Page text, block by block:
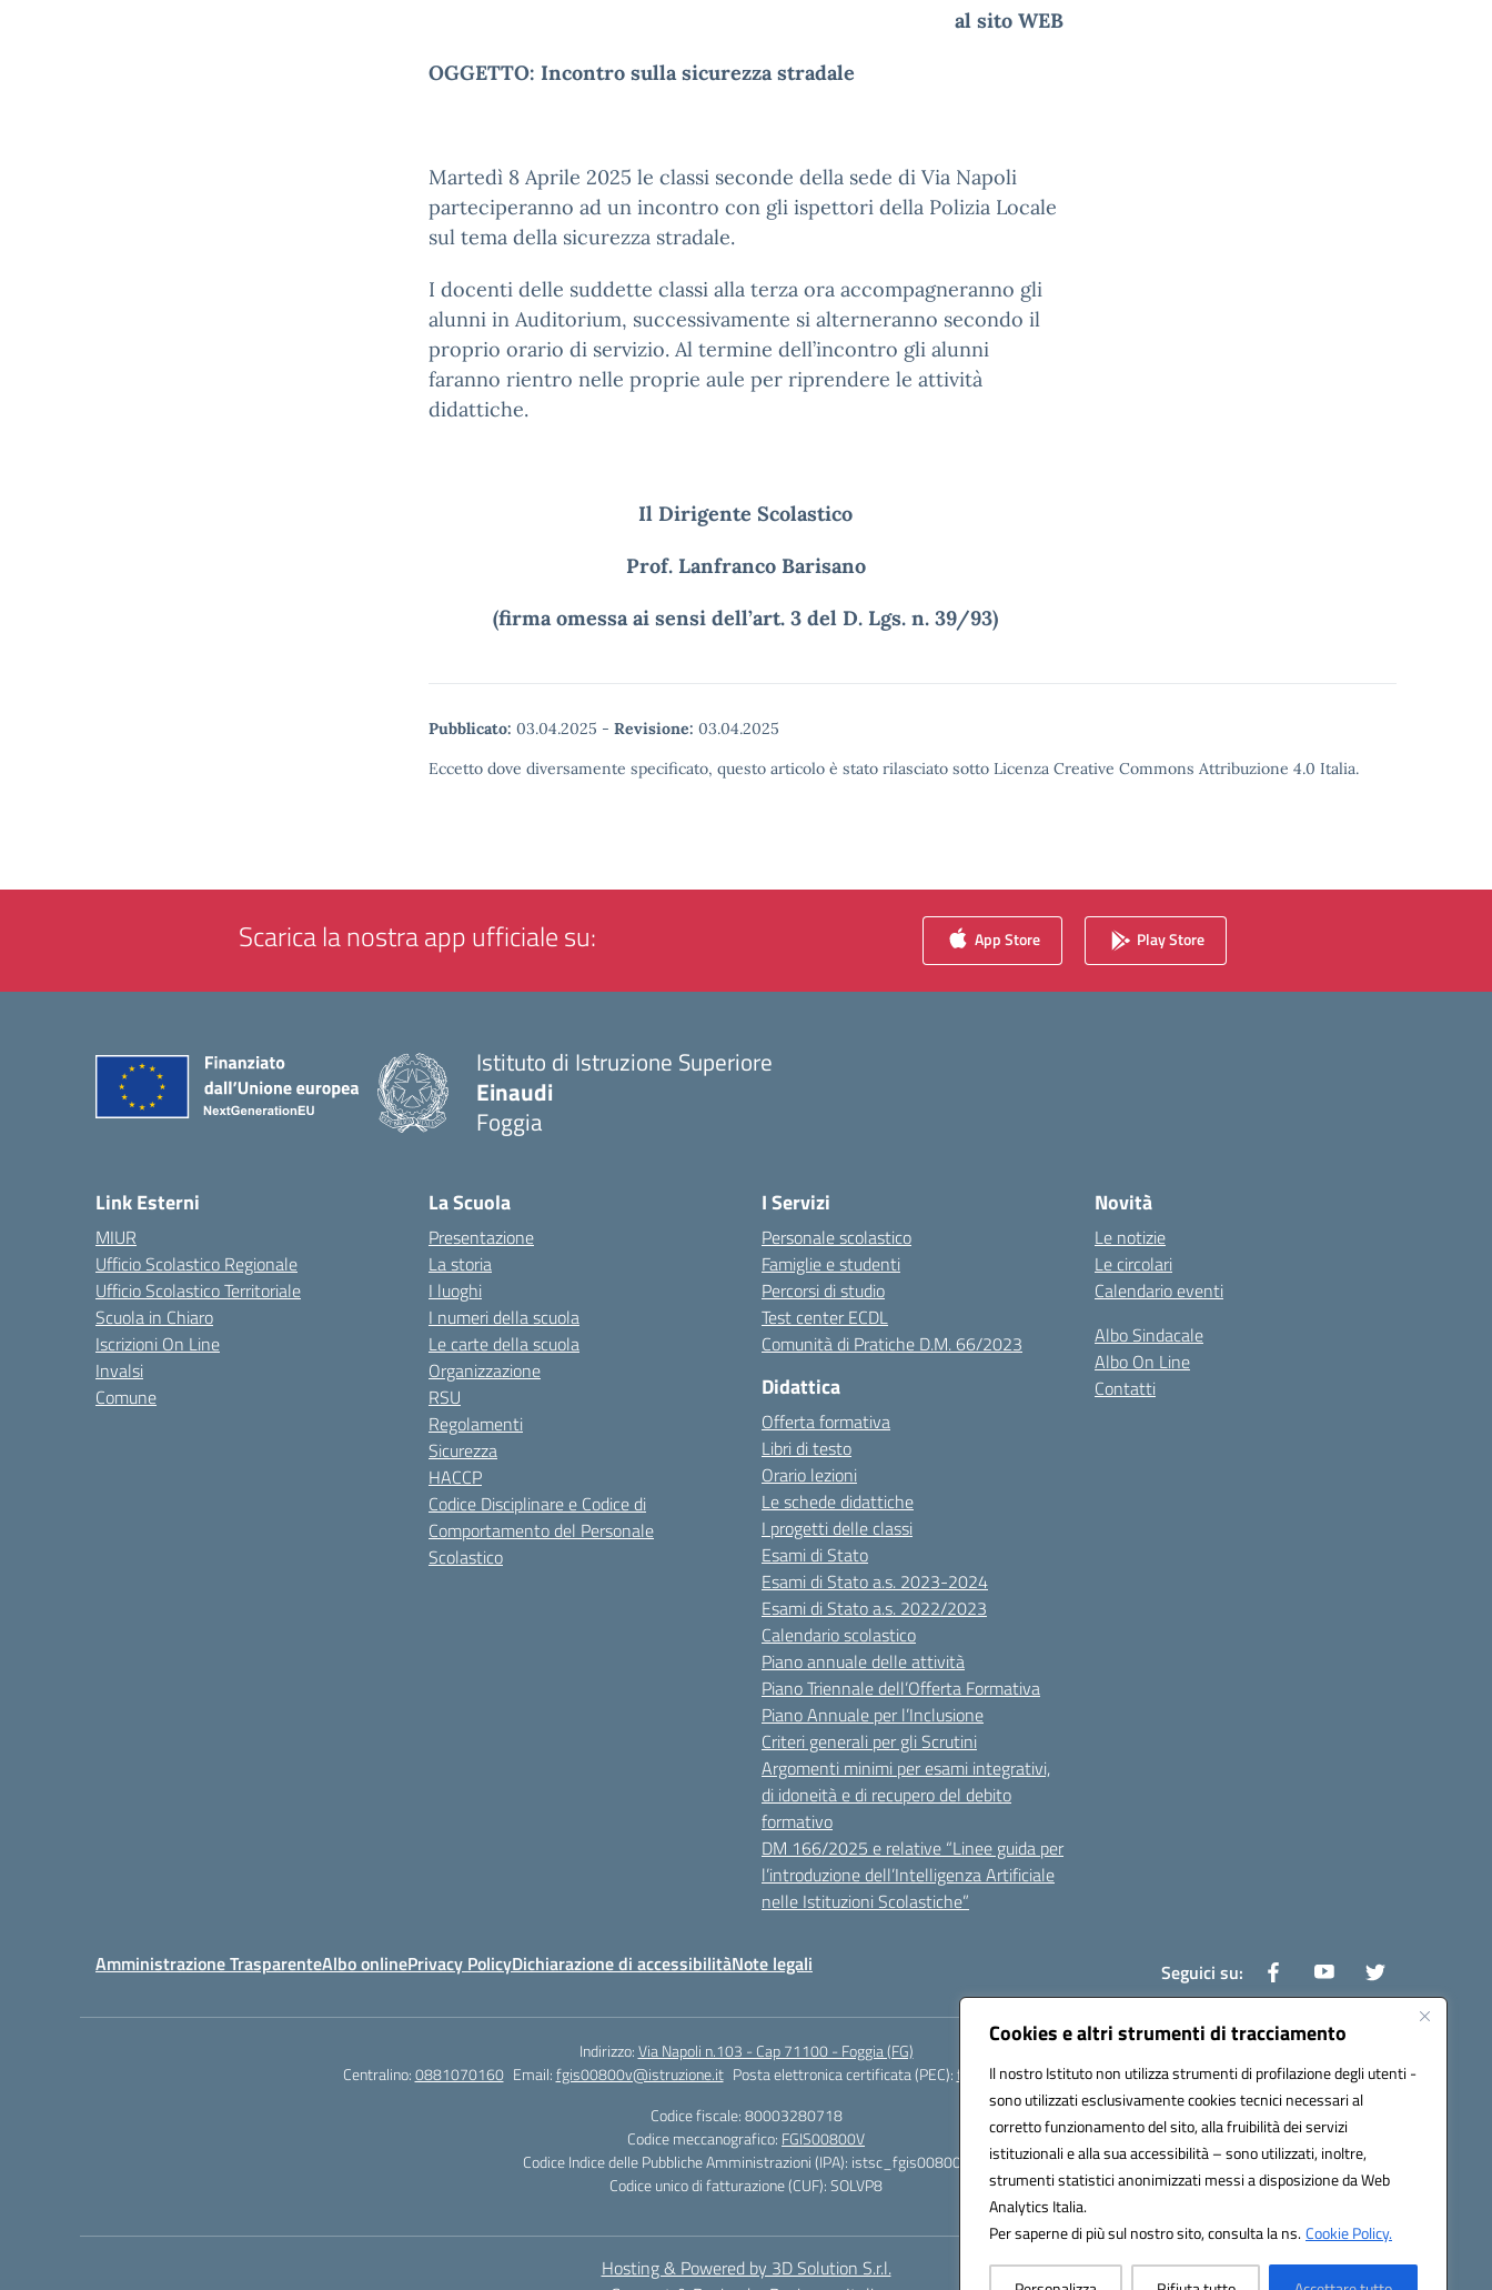
Cookies e altri strumenti di tracciamento
Il nostro Istituto non utilizza strumenti di profilazione degli utenti -
sono utilizzati esclusivamente cookies tecnici necessari al
corretto funzionamento del sito, alla fruibilità dei servizi
istituzionali e alla sua accessibilità – sono utilizzati, inoltre,
strumenti statistici anonimizzati messi a disposizione da Web
Analytics Italia.
Per saperne di più sul nostro sito, consulta la ns.Cookie Policy.
al sito WEB
OGGETTO: Incontro sulla sicurezza stradale
Martedì 8 Aprile 2025 le classi seconde della sede di Via Napoli
parteciperanno ad un incontro con gli ispettori della Polizia Locale
sul tema della sicurezza stradale.
I docenti delle suddette classi alla terza ora accompagneranno gli
alunni in Auditorium, successivamente si alterneranno secondo il
proprio orario di servizio. Al termine dell’incontro gli alunni
faranno rientro nelle proprie aule per riprendere le attività
didattiche.
Il Dirigente Scolastico
Prof. Lanfranco Barisano
(firma omessa ai sensi dell’art. 3 del D. Lgs. n. 39/93)
Pubblicato: 03.04.2025 - Revisione: 03.04.2025
Eccetto dove diversamente specificato, questo articolo è stato rilasciato sotto Licenza Creative Commons Attribuzione 4.0 Italia.
Scarica la nostra app ufficiale su: App Store Play Store
Istituto di Istruzione Superiore
Einaudi
Foggia
Link Esterni
MIUR
Ufficio Scolastico Regionale
Ufficio Scolastico Territoriale
Scuola in Chiaro
Iscrizioni On Line
Invalsi
Comune
La Scuola
Presentazione
La storia
I luoghi
I numeri della scuola
Le carte della scuola
Organizzazione
RSU
Regolamenti
Sicurezza
HACCP
Codice Disciplinare e Codice di
Comportamento del Personale
Scolastico
I Servizi
Personale scolastico
Famiglie e studenti
Percorsi di studio
Test center ECDL
Comunità di Pratiche D.M. 66/2023
Didattica
Offerta formativa
Libri di testo
Orario lezioni
Le schede didattiche
I progetti delle classi
Esami di Stato
Esami di Stato a.s. 2023-2024
Esami di Stato a.s. 2022/2023
Calendario scolastico
Piano annuale delle attività
Piano Triennale dell’Offerta Formativa
Piano Annuale per l’Inclusione
Criteri generali per gli Scrutini
Argomenti minimi per esami integrativi,
di idoneità e di recupero del debito
formativo
DM 166/2025 e relative “Linee guida per
l’introduzione dell’Intelligenza Artificiale
nelle Istituzioni Scolastiche”
Novità
Le notizie
Le circolari
Calendario eventi
Albo Sindacale
Albo On Line
Contatti
Amministrazione TrasparenteAlbo onlinePrivacy PolicyDichiarazione di accessibilitàNote legali Seguici su:
Indirizzo:Via Napoli n.103 - Cap 71100 - Foggia (FG)
Centralino:0881070160 Email:fgis00800v@istruzione.it Posta elettronica certificata (PEC):fgis00800v@pec.istruzione.it
Codice fiscale: 80003280718
Codice meccanografico: FGIS00800V
Codice Indice delle Pubbliche Amministrazioni (IPA): istsc_fgis00800v
Codice unico di fatturazione (CUF): SOLVP8
Hosting & Powered by 3D Solution S.r.l.